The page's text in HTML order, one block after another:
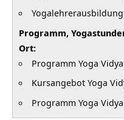
Programm,
Ort:
Programm Yoga
Kursangebot Yoga
Programm Yoga